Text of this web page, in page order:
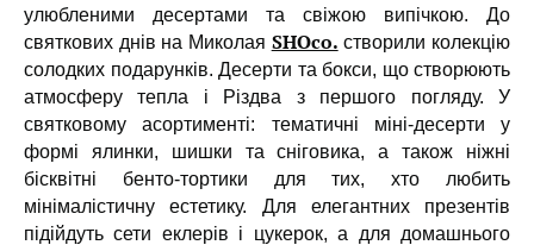
улюбленими десертами та свіжою випічкою. До
святкових днів на Миколая SHOco. створили колекцію
солодких подарунків. Десерти та бокси, що створюють
атмосферу тепла і Різдва з першого погляду. У
святковому асортименті: тематичні міні-десерти у
формі ялинки, шишки та сніговика, а також ніжні
бісквітні бенто-тортики для тих, хто любить
мінімалістичну естетику. Для елегантних презентів
підійдуть сети еклерів і цукерок, а для домашнього